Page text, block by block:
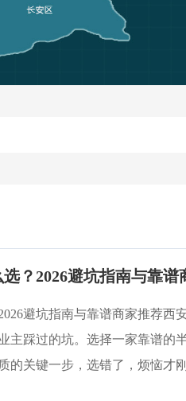
？2026避坑指南与靠谱
避坑指南与靠谱商家推荐西
主踩过的坑。选择一家靠谱的
的关键一步，选错了，烦恼才